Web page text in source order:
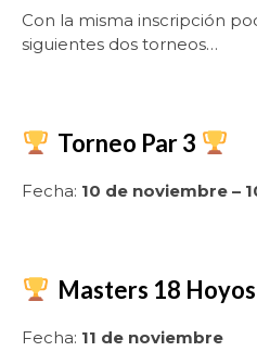
Con la misma inscripción
siguientes dos torneos…
Torneo Par 3
Fecha: 10 de noviembre –
Masters 18 Hoyos
Fecha: 11 de noviembre